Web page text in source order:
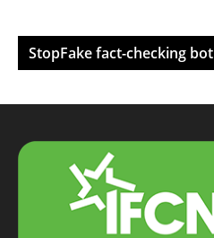
StopFake fact-checking bot